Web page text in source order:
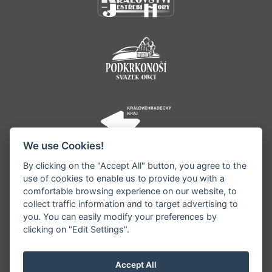
©1996 - 2026 Všechna práva vyhrazena serveru
We use Cookies!
By clicking on the "Accept All" button, you agree to the
use of cookies to enable us to provide you with a
comfortable browsing experience on our website, to
collect traffic information and to target advertising to
you. You can easily modify your preferences by
clicking on "Edit Settings".
Accept All